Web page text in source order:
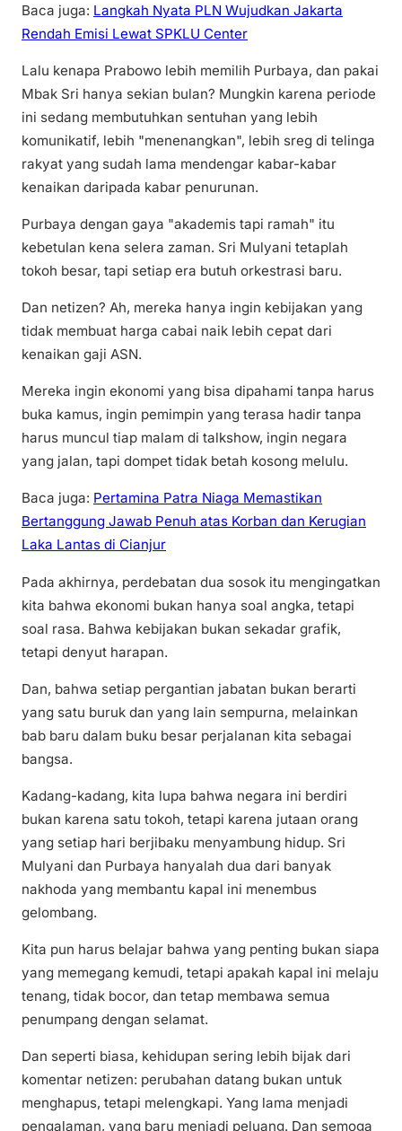
Baca juga: Langkah Nyata PLN Wujudkan Jakarta
Rendah Emisi Lewat SPKLU Center
Lalu kenapa Prabowo lebih memilih Purbaya, dan pakai
Mbak Sri hanya sekian bulan? Mungkin karena periode
ini sedang membutuhkan sentuhan yang lebih
komunikatif, lebih "menenangkan", lebih sreg di telinga
rakyat yang sudah lama mendengar kabar-kabar
kenaikan daripada kabar penurunan.
Purbaya dengan gaya "akademis tapi ramah" itu
kebetulan kena selera zaman. Sri Mulyani tetaplah
tokoh besar, tapi setiap era butuh orkestrasi baru.
Dan netizen? Ah, mereka hanya ingin kebijakan yang
tidak membuat harga cabai naik lebih cepat dari
kenaikan gaji ASN.
Mereka ingin ekonomi yang bisa dipahami tanpa harus
buka kamus, ingin pemimpin yang terasa hadir tanpa
harus muncul tiap malam di talkshow, ingin negara
yang jalan, tapi dompet tidak betah kosong melulu.
Baca juga: Pertamina Patra Niaga Memastikan
Bertanggung Jawab Penuh atas Korban dan Kerugian
Laka Lantas di Cianjur
Pada akhirnya, perdebatan dua sosok itu mengingatkan
kita bahwa ekonomi bukan hanya soal angka, tetapi
soal rasa. Bahwa kebijakan bukan sekadar grafik,
tetapi denyut harapan.
Dan, bahwa setiap pergantian jabatan bukan berarti
yang satu buruk dan yang lain sempurna, melainkan
bab baru dalam buku besar perjalanan kita sebagai
bangsa.
Kadang-kadang, kita lupa bahwa negara ini berdiri
bukan karena satu tokoh, tetapi karena jutaan orang
yang setiap hari berjibaku menyambung hidup. Sri
Mulyani dan Purbaya hanyalah dua dari banyak
nakhoda yang membantu kapal ini menembus
gelombang.
Kita pun harus belajar bahwa yang penting bukan siapa
yang memegang kemudi, tetapi apakah kapal ini melaju
tenang, tidak bocor, dan tetap membawa semua
penumpang dengan selamat.
Dan seperti biasa, kehidupan sering lebih bijak dari
komentar netizen: perubahan datang bukan untuk
menghapus, tetapi melengkapi. Yang lama menjadi
pengalaman, yang baru menjadi peluang. Dan semoga